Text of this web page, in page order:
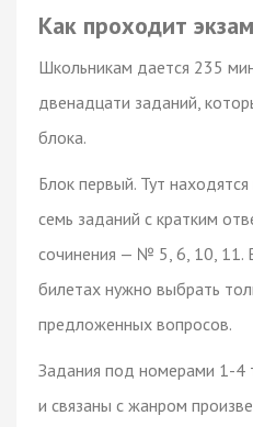
Как проходит
Школьникам дается 235
двенадцати заданий,
блока.
Блок первый. Тут
семь заданий с кратким
сочинения — № 5, 6, 10, 11.
билетах нужно выбрать
предложенных вопросов.
Задания под номерами 1-4
и связаны с жанром